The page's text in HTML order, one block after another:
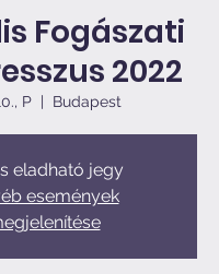
Fogászati
2022
P
  |
Budapest
eladható jegy
események